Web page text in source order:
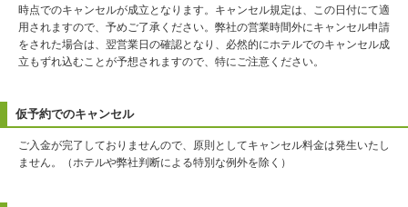
時点でのキャンセルが成立となります。キャンセル規定は、この日付にて適
用されますので、予めご了承ください。弊社の営業時間外にキャンセル申請
をされた場合は、翌営業日の確認となり、必然的にホテルでのキャンセル成
立もずれ込むことが予想されますので、特にご注意ください。
仮予約でのキャンセル
ご入金が完了しておりませんので、原則としてキャンセル料金は発生いたし
ません。（ホテルや弊社判断による特別な例外を除く）